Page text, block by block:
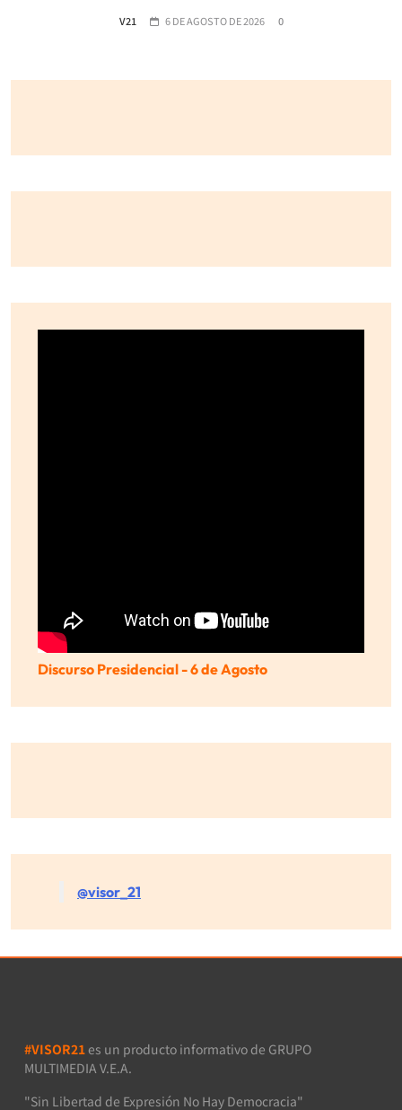
V21 6 DE AGOSTO DE 2026 0
Discurso Presidencial - 6 de Agosto
@visor_21
#VISOR21 es un producto informativo de GRUPO
MULTIMEDIA V.E.A.
"Sin Libertad de Expresión No Hay Democracia"